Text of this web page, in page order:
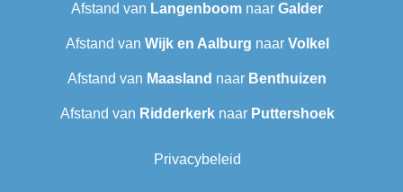
Afstand van Langenboom naar Galder
Afstand van Wijk en Aalburg naar Volkel
Afstand van Maasland naar Benthuizen
Afstand van Ridderkerknaar Puttershoek
Privacybeleid